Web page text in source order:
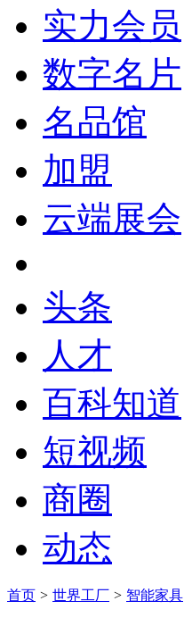
实力会员
数字名片
名品馆
加盟
云端展会
头条
人才
百科知道
短视频
商圈
动态
首页 > 世界工厂 > 智能家具